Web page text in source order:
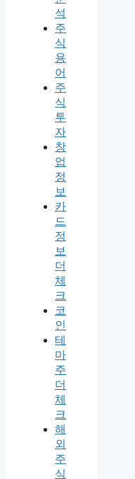
석
주
식
용
어
주
식
투
자
창
업
정
보
카
드
정
보
더
체
크
코
인
테
마
주
더
체
크
해
외
주
식